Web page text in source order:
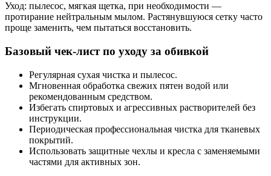
Уход: пылесос, мягкая щетка, при необходимости —
протирание нейтральным мылом. Растянувшуюся сетку часто
проще заменить, чем пытаться восстановить.
Базовый чек-лист по уходу за обивкой
Регулярная сухая чистка и пылесос.
Мгновенная обработка свежих пятен водой или
рекомендованным средством.
Избегать спиртовых и агрессивных растворителей без
инструкции.
Периодическая профессиональная чистка для тканевых
покрытий.
Использовать защитные чехлы и кресла с заменяемыми
частями для активных зон.